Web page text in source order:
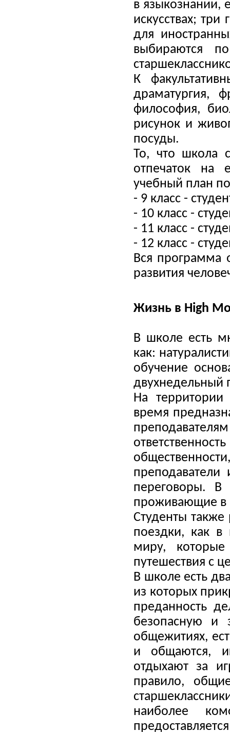
в языкознании,
искусствах;
для
выбираются
К
драматургия,
философия,
рисунок и
посуды.
То, что школа
отпечаток на
учебный план
- 9 класс -
- 10 класс -
- 11 класс -
- 12 класс -
Вся программа
развития
Жизнь в High
В школе есть
как:
обучение
двухнедельный
На
время
преподаватели
переговоры. В
проживающие в
Студенты
поездки, как в
миру, которые
путешествия с
В школе есть
из которых
преданность
безопасную и
общежитиях,
и общаются,
отдыхают за
правило,
наиболее